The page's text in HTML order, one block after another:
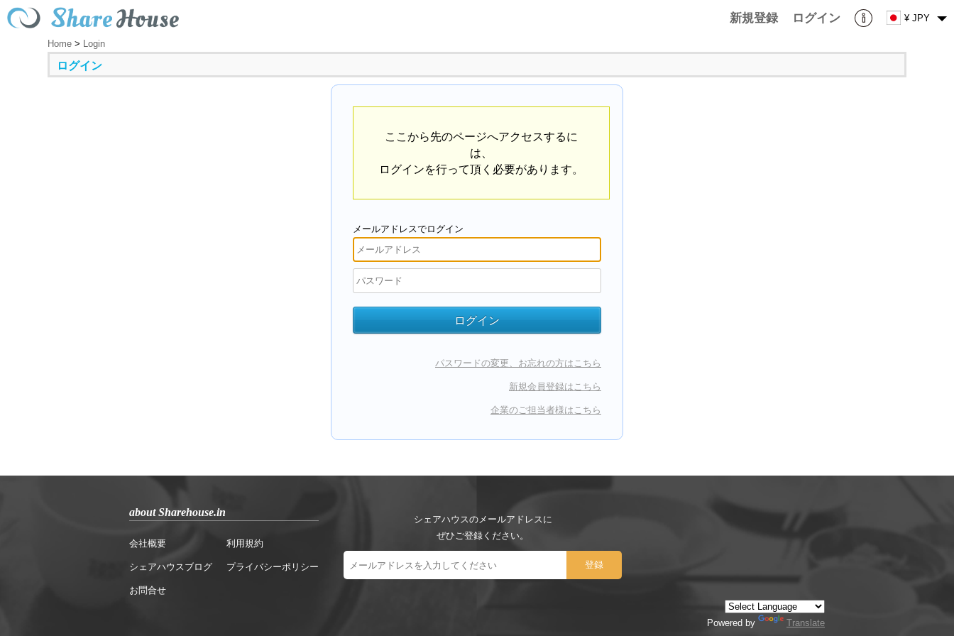
新規登録 ログイン ¥ JPY
Home > Login
ログイン
ここから先のページへアクセスするに
は、
ログインを行って頂く必要があります。
メールアドレスでログイン
パスワードの変更、お忘れの方はこちら
新規会員登録はこちら
企業のご担当者様はこちら
about Sharehouse.in
会社概要
シェアハウスブログ
お問合せ
利用規約
プライバシーポリシー
シェアハウスのメールアドレスに
ぜひご登録ください。
Powered by Translate